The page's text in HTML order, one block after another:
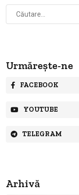
după:
Urmărește-ne
FACEBOOK
YOUTUBE
TELEGRAM
Arhivă